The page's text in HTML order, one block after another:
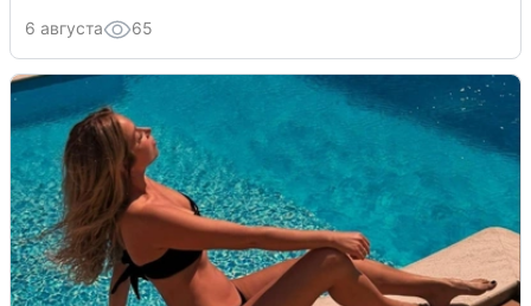
6 августа 65